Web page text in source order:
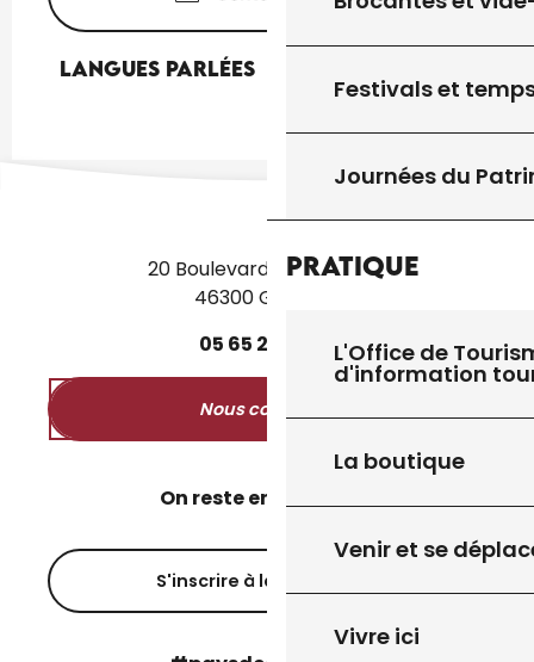
Festivals et
Journées du
Pratique
L'Office de
d'information
La boutique
Venir et se
Vivre ici
Langues parlées
Langues parlées
20 Boulevard des Martyrs
46300 Gourdon
05 65 27 50
Nous contacter
On reste en contact ?
S'inscrire à la newsletter